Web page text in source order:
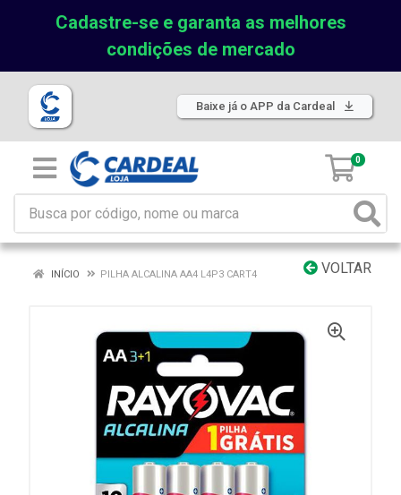
Cadastre-se e garanta as melhores
condições de mercado
Baixe já o APP da Cardeal
0
VOLTAR
INÍCIO PILHA ALCALINA AA4 L4P3 CART4